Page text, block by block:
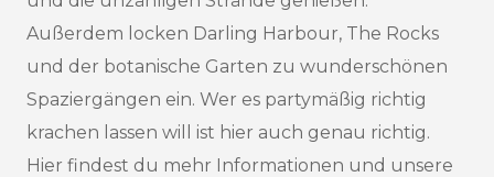
Außerdem locken Darling Harbour, The Rocks
und der botanische Garten zu wunderschönen
Spaziergängen ein. Wer es partymäßig richtig
krachen lassen will ist hier auch genau richtig.
Hier findest du mehr Informationen und unsere